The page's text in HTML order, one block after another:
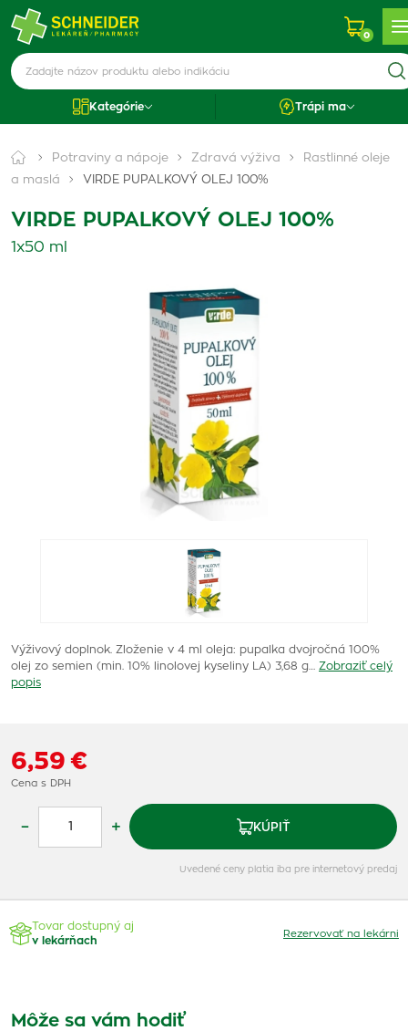
0
Kategórie Trápi ma
Potraviny a nápoje Zdravá výživa
Rastlinné oleje
a maslá
VIRDE PUPALKOVÝ OLEJ 100%
VIRDE PUPALKOVÝ OLEJ 100%
1x50 ml
Výživový doplnok. Zloženie v 4 ml oleja: pupalka dvojročná 100%
olej zo semien (min. 10% linolovej kyseliny LA) 3,68 g…
Zobraziť celý
popis
6,59 €
Cena s DPH
– + KÚPIŤ
Uvedené ceny platia iba pre internetový predaj
Tovar dostupný aj
v lekárňach
Rezervovať na lekárni
Môže sa vám hodiť